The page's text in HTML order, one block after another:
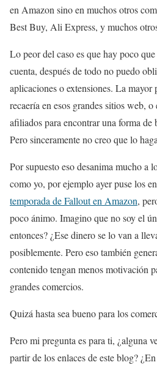
en Amazon sino en muchos otros
Best Buy, Ali Express, y muchos
Lo peor del caso es que hay poco
cuenta, después de todo no puedo
aplicaciones o extensiones. La mayor
recaería en esos grandes sitios web,
afiliados para encontrar una forma de
Pero sinceramente no creo que lo
Por supuesto eso desanima mucho a
como yo, por ejemplo ayer puse los
temporada de Fallout en Amazon,
poco ánimo. Imagino que no soy el
entonces? ¿Ese dinero se lo van a
posiblemente. Pero eso también
contenido tengan menos motivación
grandes comercios.
Quizá hasta sea bueno para los
Pero mi pregunta es para ti, ¿alguna
partir de los enlaces de este blog?